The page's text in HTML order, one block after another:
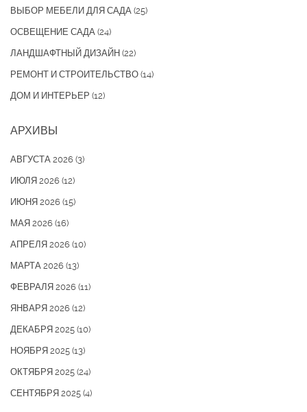
ВЫБОР МЕБЕЛИ ДЛЯ САДА (25)
ОСВЕЩЕНИЕ САДА (24)
ЛАНДШАФТНЫЙ ДИЗАЙН (22)
РЕМОНТ И СТРОИТЕЛЬСТВО (14)
ДОМ И ИНТЕРЬЕР (12)
АРХИВЫ
АВГУСТА 2026 (3)
ИЮЛЯ 2026 (12)
ИЮНЯ 2026 (15)
МАЯ 2026 (16)
АПРЕЛЯ 2026 (10)
МАРТА 2026 (13)
ФЕВРАЛЯ 2026 (11)
ЯНВАРЯ 2026 (12)
ДЕКАБРЯ 2025 (10)
НОЯБРЯ 2025 (13)
ОКТЯБРЯ 2025 (24)
СЕНТЯБРЯ 2025 (4)